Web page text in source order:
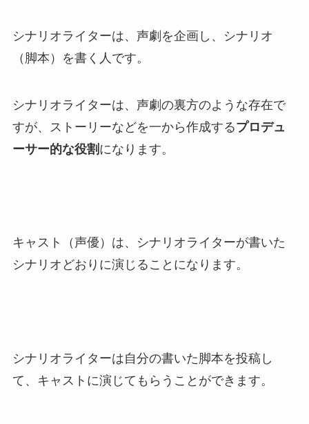
シナリオライターは、声劇を企画し、シナリオ
（脚本）を書く人です。
シナリオライターは、声劇の裏方のような存在で
すが、ストーリーなどを一から作成するプロデュ
ーサー的な役割 になります。
キャスト（声優）は、シナリオライターが書いた
シナリオどおりに演じることになります。
シナリオライターは自分の書いた脚本を投稿し
て、キャストに演じてもらうことができます。